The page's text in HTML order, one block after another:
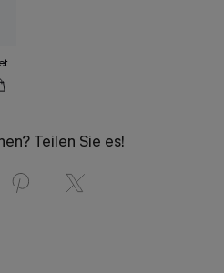
Teilen Sie es!